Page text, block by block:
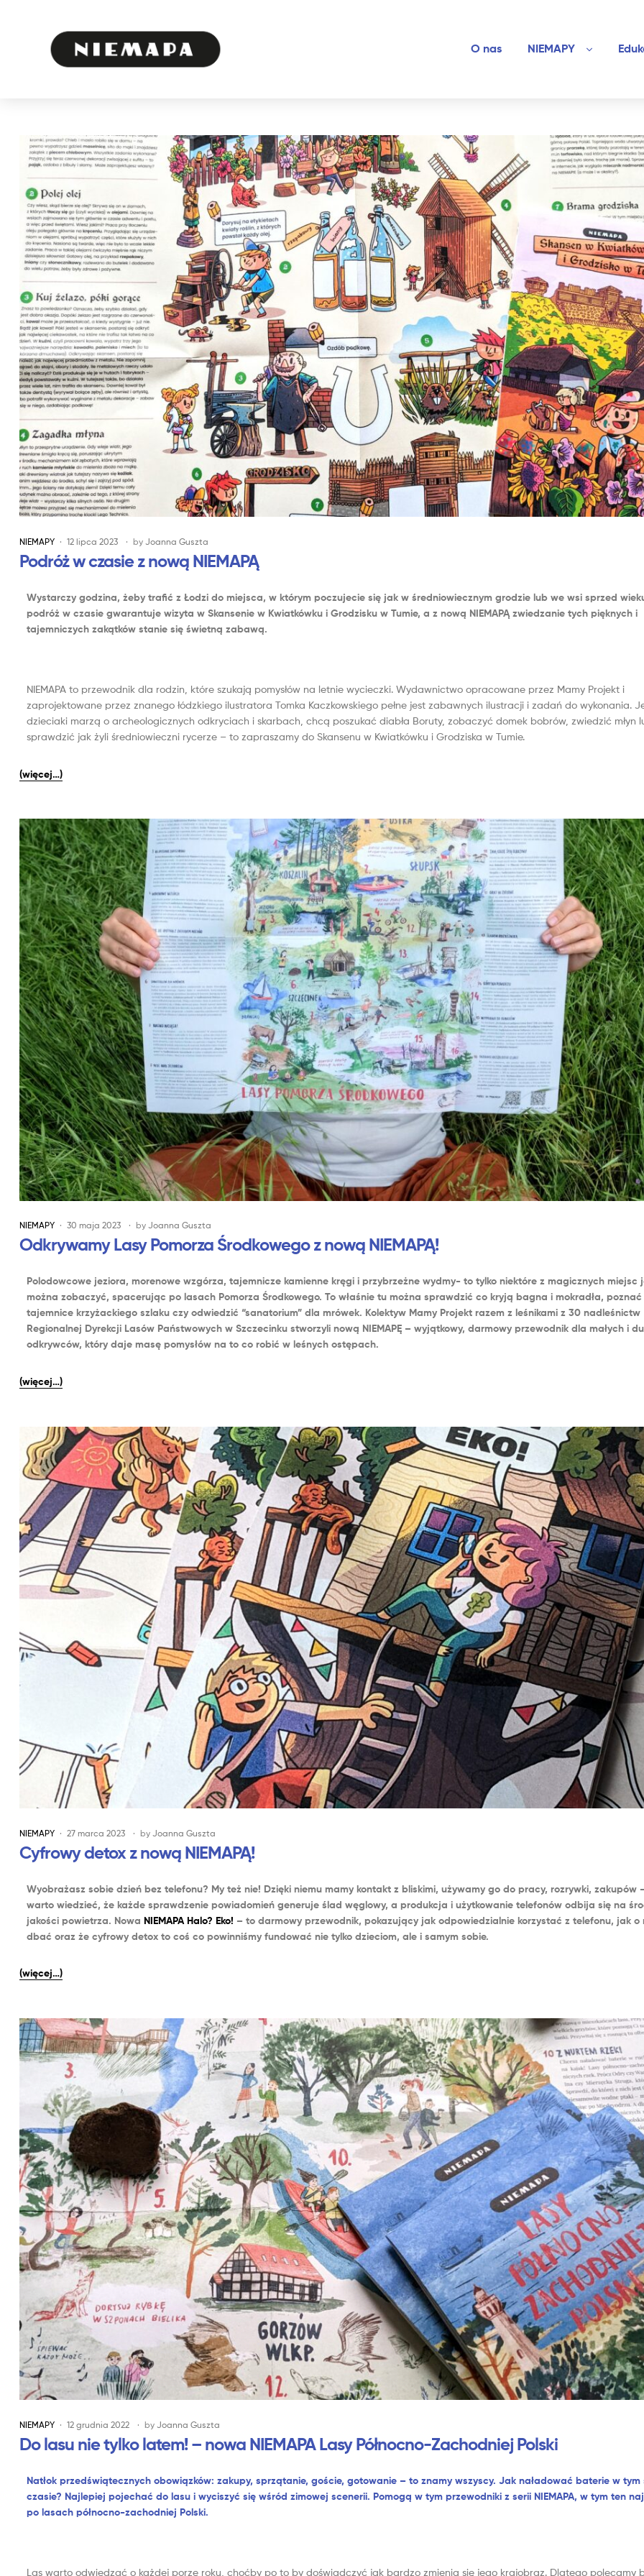
O nas NIEMAPY
NIEMAPY 12 lipca 2023 by Joanna Guszta
Podróż w czasie z nową NIEMAPĄ
Wystarczy godzina, żeby trafić z Łodzi do miejsca, w którym poczujecie się jak w średniowiecznym grodzie lub we wsi sprzed
podróż w czasie gwarantuje wizyta w Skansenie w Kwiatkówku i Grodzisku w Tumie, a z nową NIEMAPĄ zwiedzanie tych pięknych i
tajemniczych zakątków stanie się świetną zabawą.
NIEMAPA to przewodnik dla rodzin, które szukają pomysłów na letnie wycieczki. Wydawnictwo opracowane przez Mamy Projekt i
zaprojektowane przez znanego łódzkiego ilustratora Tomka Kaczkowskiego pełne jest zabawnych ilustracji i zadań do wykonania.
dzieciaki marzą o archeologicznych odkryciach i skarbach, chcą poszukać diabła Boruty, zobaczyć domek bobrów, zwiedzić młyn
sprawdzić jak żyli średniowieczni rycerze – to zapraszamy do Skansenu w Kwiatkówku i Grodziska w Tumie.
(więcej…)
NIEMAPY 30 maja 2023 by Joanna Guszta
Odkrywamy Lasy Pomorza Środkowego z nową NIEMAPĄ!
Polodowcowe jeziora, morenowe wzgórza, tajemnicze kamienne kręgi i przybrzeżne wydmy- to tylko niektóre z magicznych miejsc
można zobaczyć, spacerując po lasach Pomorza Środkowego. To właśnie tu można sprawdzić co kryją bagna i mokradła, poznać
tajemnice krzyżackiego szlaku czy odwiedzić “sanatorium” dla mrówek. Kolektyw Mamy Projekt razem z leśnikami z 30 nadleśnictw
Regionalnej Dyrekcji Lasów Państwowych w Szczecinku stworzyli nową NIEMAPĘ – wyjątkowy, darmowy przewodnik dla małych i
odkrywców, który daje masę pomysłów na to co robić w leśnych ostępach.
(więcej…)
NIEMAPY 27 marca 2023 by Joanna Guszta
Cyfrowy detox z nową NIEMAPĄ!
Wyobrażasz sobie dzień bez telefonu? My też nie! Dzięki niemu mamy kontakt z bliskimi, używamy go do pracy, rozrywki, zakupów
warto wiedzieć, że każde sprawdzenie powiadomień generuje ślad węglowy, a produkcja i użytkowanie telefonów odbija się na
jakości powietrza. Nowa NIEMAPA Halo? Eko! – to darmowy przewodnik, pokazujący jak odpowiedzialnie korzystać z telefonu, jak o
dbać oraz że cyfrowy detox to coś co powinniśmy fundować nie tylko dzieciom, ale i samym sobie.
(więcej…)
NIEMAPY 12 grudnia 2022 by Joanna Guszta
Do lasu nie tylko latem! – nowa NIEMAPA Lasy Północno-Zachodniej Polski
Natłok przedświątecznych obowiązków: zakupy, sprzątanie, goście, gotowanie – to znamy wszyscy. Jak naładować baterie w tym
czasie? Najlepiej pojechać do lasu i wyciszyć się wśród zimowej scenerii. Pomogą w tym przewodniki z serii NIEMAPA, w tym ten
po lasach północno-zachodniej Polski.
Las warto odwiedzać o każdej porze roku, choćby po to by doświadczyć jak bardzo zmienia się jego krajobraz. Dlatego polecamy